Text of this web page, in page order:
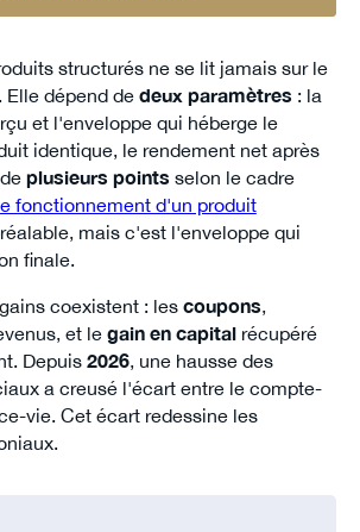
structurés ne se lit jamais sur le
dépend de deux paramètres : la
et l'enveloppe qui héberge le
identique, le rendement net après
plusieurs points selon le cadre
fonctionnement d'un produit
mais c'est l'enveloppe qui
finale.
coexistent : les coupons,
et le gain en capitalrécupéré
Depuis 2026, une hausse des
a creusé l'écart entre le compte-
vie. Cet écart redessine les